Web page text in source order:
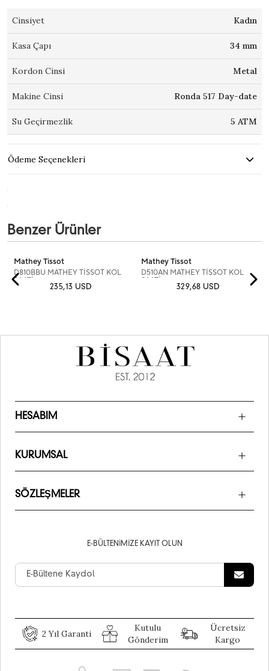
Cinsiyet Kadın
Kasa Çapı 34 mm
Kordon Cinsi Metal
Makine Cinsi Ronda 517 Day-date
Su Geçirmezlik 5 ATM
Ödeme Seçenekleri
Benzer Ürünler
Mathey Tissot
D810BBU MATHEY TİSSOT KOL
SAATİ
235,13 USD
Mathey Tissot
D510AN MATHEY TİSSOT KOL
SAATİ
329,68 USD
HESABIM
KURUMSAL
SÖZLEŞMELER
E-BÜLTENIMIZE KAYIT OLUN
2 Yıl Garanti
Kutulu
Gönderim
Ücretsiz
Kargo